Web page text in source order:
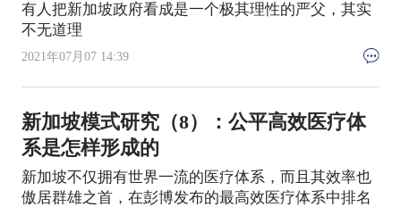
有人把新加坡政府看成是一个极其理性的严父，其实
不无道理
2021年07月07 14:39
新加坡模式研究（8）：公平高效医疗体
系是怎样形成的
新加坡不仅拥有世界一流的医疗体系，而且其效率也
傲居群雄之首，在彭博发布的最高效医疗体系中排名